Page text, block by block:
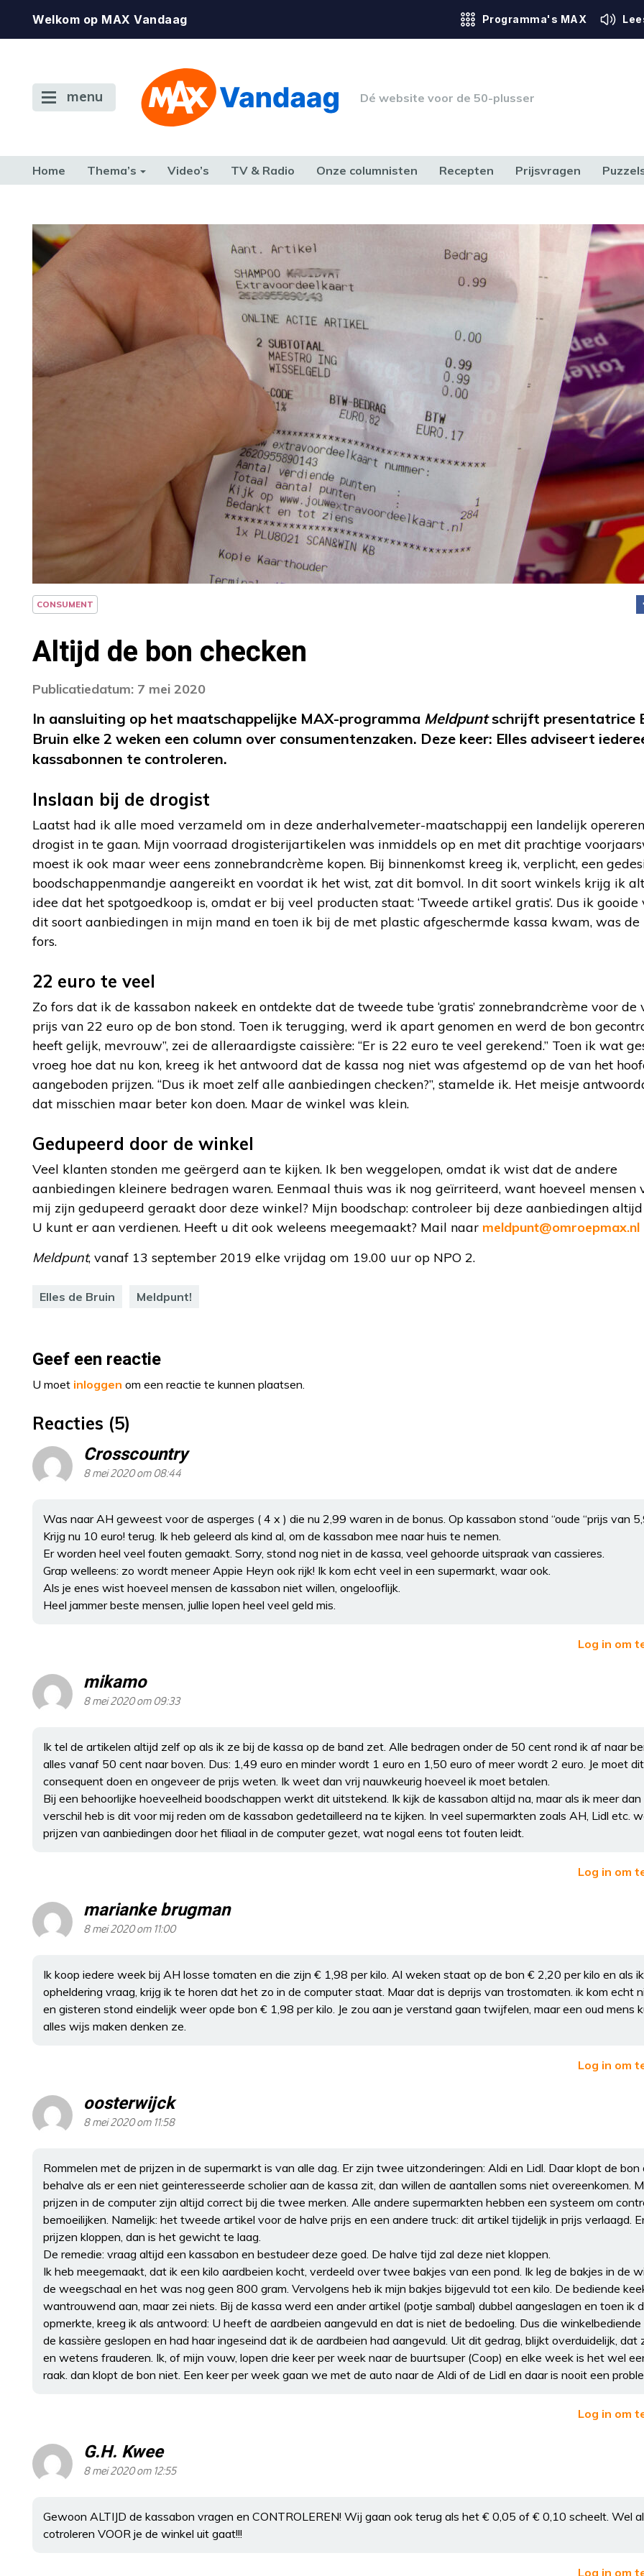
Welkom op MAX Vandaag Programma's MAX
menu Dé website voor de 50-plusser
Home Thema’s Video’s TV & Radio Onze columnisten Recepten Prijsvragen
CONSUMENT
Altijd de bon checken
Publicatiedatum: 7 mei 2020
In aansluiting op het maatschappelijke MAX-programma Meldpuntschrijft presentatrice
Bruin elke 2 weken een column over consumentenzaken. Deze keer: Elles adviseert
kassabonnen te controleren.
Inslaan bij de drogist
Laatst had ik alle moed verzameld om in deze anderhalvemeter-maatschappij een landelijk
drogist in te gaan. Mijn voorraad drogisterijartikelen was inmiddels op en met dit prachtige
moest ik ook maar weer eens zonnebrandcrème kopen. Bij binnenkomst kreeg ik, verplicht, een
boodschappenmandje aangereikt en voordat ik het wist, zat dit bomvol. In dit soort winkels krijg ik
idee dat het spotgoedkoop is, omdat er bij veel producten staat: ‘Tweede artikel gratis’. Dus ik gooide
dit soort aanbiedingen in mijn mand en toen ik bij de met plastic afgeschermde kassa kwam, was de
fors.
22 euro te veel
Zo fors dat ik de kassabon nakeek en ontdekte dat de tweede tube ‘gratis’ zonnebrandcrème voor de
prijs van 22 euro op de bon stond. Toen ik terugging, werd ik apart genomen en werd de bon
heeft gelijk, mevrouw”, zei de alleraardigste caissière: “Er is 22 euro te veel gerekend.” Toen ik wat
vroeg hoe dat nu kon, kreeg ik het antwoord dat de kassa nog niet was afgestemd op de van het
aangeboden prijzen. “Dus ik moet zelf alle aanbiedingen checken?”, stamelde ik. Het meisje
dat misschien maar beter kon doen. Maar de winkel was klein.
Gedupeerd door de winkel
Veel klanten stonden me geërgerd aan te kijken. Ik ben weggelopen, omdat ik wist dat de andere
aanbiedingen kleinere bedragen waren. Eenmaal thuis was ik nog geïrriteerd, want hoeveel mensen
mij zijn gedupeerd geraakt door deze winkel? Mijn boodschap: controleer bij deze aanbiedingen
U kunt er aan verdienen. Heeft u dit ook weleens meegemaakt? Mail naar meldpunt@omroepmax.nl
Meldpunt, vanaf 13 september 2019 elke vrijdag om 19.00 uur op NPO 2.
Elles de Bruin Meldpunt!
Geef een reactie
U moet inloggen om een reactie te kunnen plaatsen.
Reacties (5)
Crosscountry
8 mei 2020 om 08:44
Was naar AH geweest voor de asperges ( 4 x ) die nu 2,99 waren in de bonus. Op kassabon stond “oude “prijs van
Krijg nu 10 euro! terug. Ik heb geleerd als kind al, om de kassabon mee naar huis te nemen.
Er worden heel veel fouten gemaakt. Sorry, stond nog niet in de kassa, veel gehoorde uitspraak van cassieres.
Grap welleens: zo wordt meneer Appie Heyn ook rijk! Ik kom echt veel in een supermarkt, waar ook.
Als je enes wist hoeveel mensen de kassabon niet willen, ongelooflijk.
Heel jammer beste mensen, jullie lopen heel veel geld mis.
Log in om
mikamo
8 mei 2020 om 09:33
Ik tel de artikelen altijd zelf op als ik ze bij de kassa op de band zet. Alle bedragen onder de 50 cent rond ik af naar
alles vanaf 50 cent naar boven. Dus: 1,49 euro en minder wordt 1 euro en 1,50 euro of meer wordt 2 euro. Je moet
consequent doen en ongeveer de prijs weten. Ik weet dan vrij nauwkeurig hoeveel ik moet betalen.
Bij een behoorlijke hoeveelheid boodschappen werkt dit uitstekend. Ik kijk de kassabon altijd na, maar als ik meer dan
verschil heb is dit voor mij reden om de kassabon gedetailleerd na te kijken. In veel supermarkten zoals AH, Lidl etc.
prijzen van aanbiedingen door het filiaal in de computer gezet, wat nogal eens tot fouten leidt.
Log in om
marianke brugman
8 mei 2020 om 11:00
Ik koop iedere week bij AH losse tomaten en die zijn € 1,98 per kilo. Al weken staat op de bon € 2,20 per kilo en als
opheldering vraag, krijg ik te horen dat het zo in de computer staat. Maar dat is deprijs van trostomaten. ik kom echt
en gisteren stond eindelijk weer opde bon € 1,98 per kilo. Je zou aan je verstand gaan twijfelen, maar een oud mens
alles wijs maken denken ze.
Log in om
oosterwijck
8 mei 2020 om 11:58
Rommelen met de prijzen in de supermarkt is van alle dag. Er zijn twee uitzonderingen: Aldi en Lidl. Daar klopt de bon
behalve als er een niet geinteresseerde scholier aan de kassa zit, dan willen de aantallen soms niet overeenkomen.
prijzen in de computer zijn altijd correct bij die twee merken. Alle andere supermarkten hebben een systeem om
bemoeilijken. Namelijk: het tweede artikel voor de halve prijs en een andere truck: dit artikel tijdelijk in prijs verlaagd.
prijzen kloppen, dan is het gewicht te laag.
De remedie: vraag altijd een kassabon en bestudeer deze goed. De halve tijd zal deze niet kloppen.
Ik heb meegemaakt, dat ik een kilo aardbeien kocht, verdeeld over twee bakjes van een pond. Ik leg de bakjes in de
de weegschaal en het was nog geen 800 gram. Vervolgens heb ik mijn bakjes bijgevuld tot een kilo. De bediende
wantrouwend aan, maar zei niets. Bij de kassa werd een ander artikel (potje sambal) dubbel aangeslagen en toen ik
opmerkte, kreeg ik als antwoord: U heeft de aardbeien aangevuld en dat is niet de bedoeling. Dus die
de kassière geslopen en had haar ingeseind dat ik de aardbeien had aangevuld. Uit dit gedrag, blijkt overduidelijk, dat
en wetens frauderen. Ik, of mijn vouw, lopen drie keer per week naar de buurtsuper (Coop) en elke week is het wel
raak. dan klopt de bon niet. Een keer per week gaan we met de auto naar de Aldi of de Lidl en daar is nooit een
Log in om
G.H. Kwee
8 mei 2020 om 12:55
Gewoon ALTIJD de kassabon vragen en CONTROLEREN! Wij gaan ook terug als het € 0,05 of € 0,10 scheelt. Wel
cotroleren VOOR je de winkel uit gaat!!!
Log in om